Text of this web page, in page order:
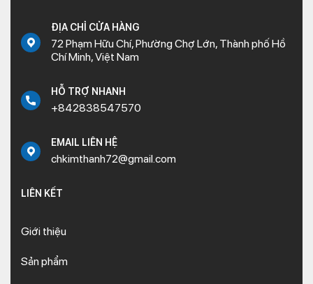
ĐỊA CHỈ CỬA HÀNG
72 Phạm Hữu Chí, Phường Chợ Lớn, Thành phố Hồ
Chí Minh, Việt Nam
HỖ TRỢ NHANH
+842838547570
EMAIL LIÊN HỆ
chkimthanh72@gmail.com
LIÊN KẾT
Giới thiệu
Sản phẩm